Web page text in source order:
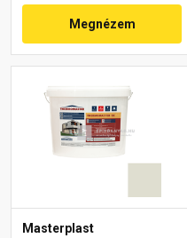
Megnézem
Masterplast